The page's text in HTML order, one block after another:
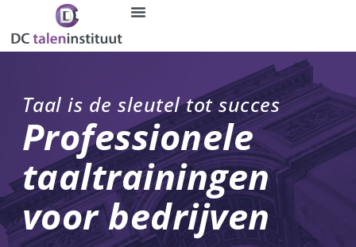
de
Taal is de sleutel tot succes
Professionele
taaltrainingen
voor bedrijven